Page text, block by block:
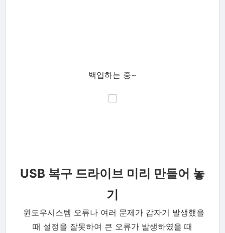
백업하는 중~
USB 복구 드라이브 미리 만들어 놓
기
윈도우시스템 오류나 여러 문제가 갑자기 발생했을
때 설정을 잘못하여 큰 오류가 발생하였을 때